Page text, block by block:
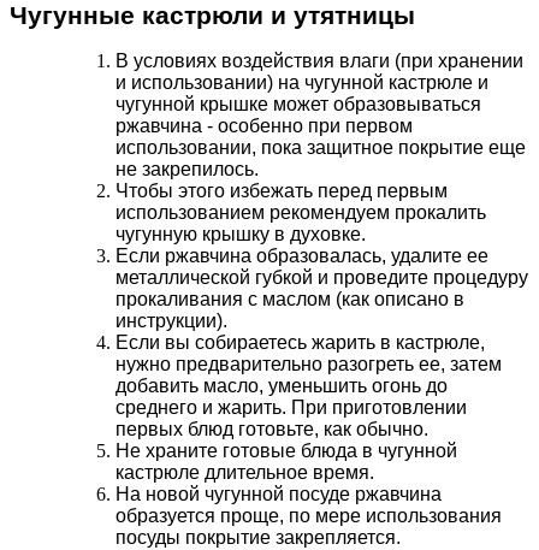
Чугунные кастрюли и утятницы
В условиях воздействия влаги (при хранении
и использовании) на чугунной кастрюле и
чугунной крышке может образовываться
ржавчина - особенно при первом
использовании, пока защитное покрытие еще
не закрепилось.
Чтобы этого избежать перед первым
использованием рекомендуем прокалить
чугунную крышку в духовке.
Если ржавчина образовалась, удалите ее
металлической губкой и проведите процедуру
прокаливания с маслом (как описано в
инструкции).
Если вы собираетесь жарить в кастрюле,
нужно предварительно разогреть ее, затем
добавить масло, уменьшить огонь до
среднего и жарить. При приготовлении
первых блюд готовьте, как обычно.
Не храните готовые блюда в чугунной
кастрюле длительное время.
На новой чугунной посуде ржавчина
образуется проще, по мере использования
посуды покрытие закрепляется.